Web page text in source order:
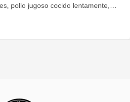
pollo jugoso cocido lentamente,